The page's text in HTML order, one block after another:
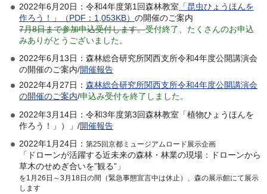
2022年6月20日：令和4年度第1回森林教室 「昆虫ひょうほんを
作ろう！」（PDF：1,053KB） の開催のご案内
7月8日まで参加申込受付します。受付終了、たくさんのお申込
みありがとうございました。
2022年6月13日：森林総合研究所関西支所令和4年度公開講演会
の開催のご案内/開催報告
2022年4月27日： 森林総合研究所関西支所令和4年度公開講演会
の開催のご案内/申込み受付を終了しました。
2022年3月14日：令和3年度第3回森林教室「植物ひょうほんを
作ろう！」）」/開催報告
2022年1月24日： 第25回京都ミュージアムロード展示企画
「ドローンが活躍する近未来の森林・林業の現場：ドローンから
草木のせめぎ合いを”観る”」
を1月26日～3月18日の間（緊急事態宣言中は休止）、森の展示館にて展示
します